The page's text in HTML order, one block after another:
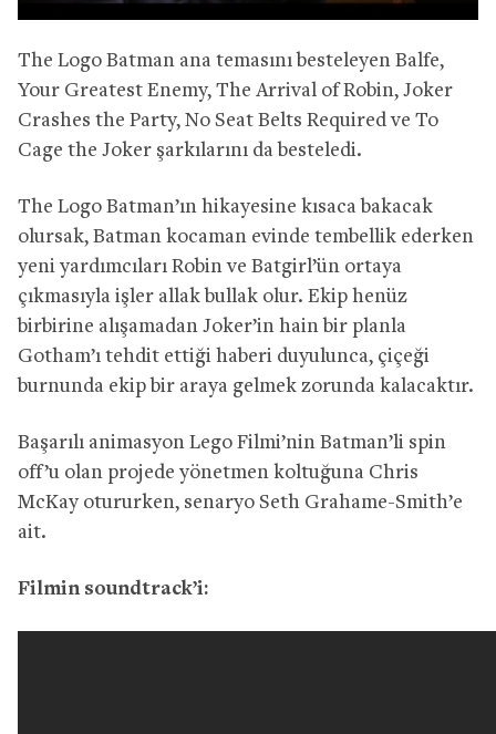
The Logo Batman ana temasını besteleyen Balfe,
Your Greatest Enemy, The Arrival of Robin, Joker
Crashes the Party, No Seat Belts Required ve To
Cage the Joker şarkılarını da besteledi.
The Logo Batman’ın hikayesine kısaca bakacak
olursak, Batman kocaman evinde tembellik ederken
yeni yardımcıları Robin ve Batgirl’ün ortaya
çıkmasıyla işler allak bullak olur. Ekip henüz
birbirine alışamadan Joker’in hain bir planla
Gotham’ı tehdit ettiği haberi duyulunca, çiçeği
burnunda ekip bir araya gelmek zorunda kalacaktır.
Başarılı animasyon Lego Filmi’nin Batman’li spin
off’u olan projede yönetmen koltuğuna Chris
McKay otururken, senaryo Seth Grahame-Smith’e
ait.
Filmin soundtrack’i: